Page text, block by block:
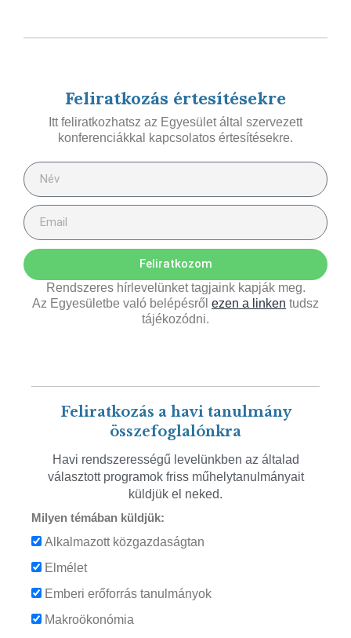
Feliratkozás értesítésekre
Itt feliratkozhatsz az Egyesület által szervezett
konferenciákkal kapcsolatos értesítésekre.
Feliratkozom
Rendszeres hírlevelünket tagjaink kapják meg.
Az Egyesületbe való belépésről ezen a linken tudsz
tájékozódni.
Feliratkozás a havi tanulmány
összefoglalónkra
Havi rendszerességű levelünkben az általad
választott programok friss műhelytanulmányait
küldjük el neked.
Milyen témában küldjük:
Alkalmazott közgazdaságtan
Elmélet
Emberi erőforrás tanulmányok
Makroökonómia